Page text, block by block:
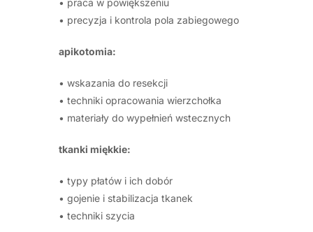
• precyzja i kontrola pola zabiegowego
apikotomia:
• wskazania do resekcji
• techniki opracowania wierzchołka
• materiały do wypełnień wstecznych
tkanki miękkie:
• typy płatów i ich dobór
• gojenie i stabilizacja tkanek
• techniki szycia